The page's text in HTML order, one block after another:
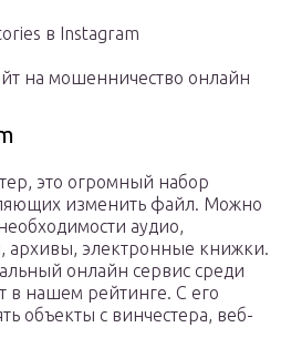
в Instagram
на мошенничество онлайн
это огромный набор
изменить файл. Можно
аудио,
архивы, электронные книжки.
онлайн сервис среди
в нашем рейтинге. С его
объекты с винчестера, веб-